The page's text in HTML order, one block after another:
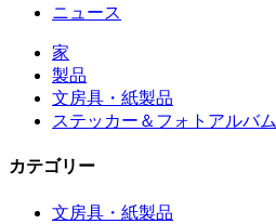
ニュース
家
製品
文房具・紙製品
ステッカー＆フォトアルバム
カテゴリー
文房具・紙製品